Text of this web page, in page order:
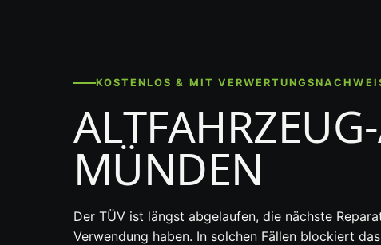
KOSTENLOS & MIT
MÜNDEN
Der TÜV ist längst abgelaufen, die nächste
Verwendung haben. In solchen Fällen blockiert